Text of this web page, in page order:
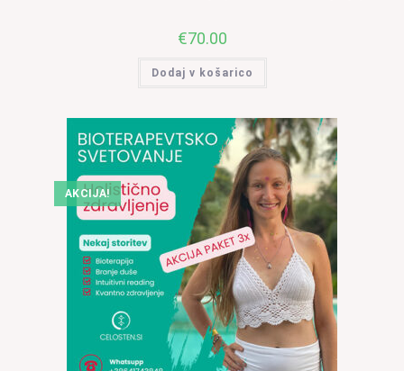
€70.00
Dodaj v košarico
AKCIJA!